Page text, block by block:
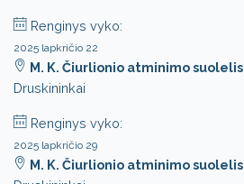
Renginys vyko:
2025 lapkričio 22
M. K. Čiurlionio atminimo suolelis
Druskininkai
Renginys vyko:
2025 lapkričio 29
M. K. Čiurlionio atminimo suolelis